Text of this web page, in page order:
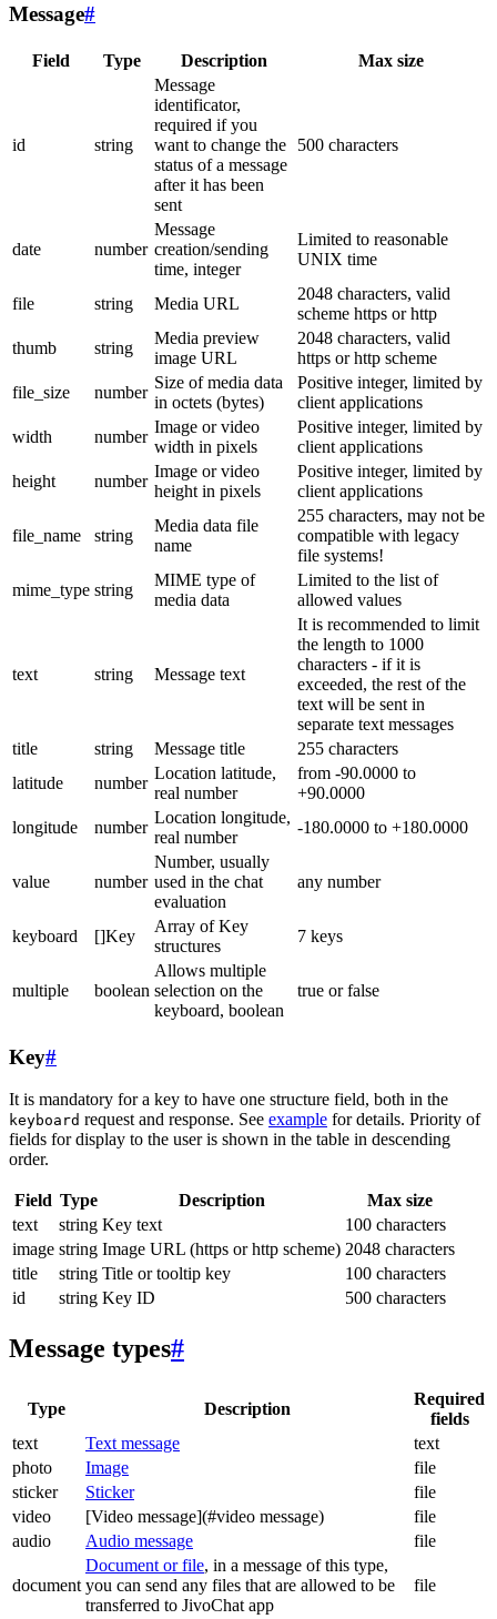
Message#
Field Type Description Max size
id string
Message
identificator,
required if you
want to change the
status of a message
after it has been
sent
500 characters
date number
Message
creation/sending
time, integer
Limited to reasonable
UNIX time
file string Media URL
2048 characters, valid
scheme https or http
thumb
string
Media preview
image URL
2048 characters, valid
https or http scheme
file_size
number
Size of media data
in octets (bytes)
Positive integer, limited by
client applications
width
number
Image or video
width in pixels
Positive integer, limited by
client applications
height
number
Image or video
height in pixels
Positive integer, limited by
client applications
file_name string
Media data file
name
255 characters, may not be
compatible with legacy
file systems!
mime_type string
MIME type of
media data
Limited to the list of
allowed values
text string Message text
It is recommended to limit
the length to 1000
characters - if it is
exceeded, the rest of the
text will be sent in
separate text messages
title
string Message title
255 characters
latitude
number
Location latitude,
real number
from -90.0000 to
+90.0000
longitude
number
Location longitude,
real number
-180.0000 to +180.0000
value number
Number, usually
used in the chat
evaluation
any number
keyboard []Key
Array of Key
structures
7 keys
multiple boolean
Allows multiple
selection on the
keyboard, boolean
true or false
Key#
It is mandatory for a key to have one structure field, both in the
keyboard request and response. See example for details. Priority of
fields for display to the user is shown in the table in descending
order.
Field Type Description
Max size
text
string Key text
100 characters
image string Image URL (https or http scheme) 2048 characters
title
string Title or tooltip key
100 characters
id
string Key ID 500 characters
Message types#
Type Description
Required
fields
text
Text message
text
photo
Image
file
sticker
Sticker
file
video
[Video message](#video message)
file
audio
Audio message file
document
Document or file, in a message of this type,
you can send any files that are allowed to be
transferred to JivoChat app
file